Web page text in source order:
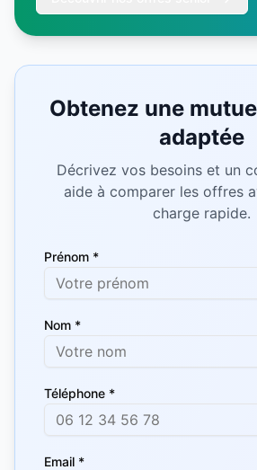
Obtenez une
adaptée
Décrivez vos besoins et un
aide à comparer les offres
charge rapide.
Prénom *
Nom *
Téléphone *
Email *